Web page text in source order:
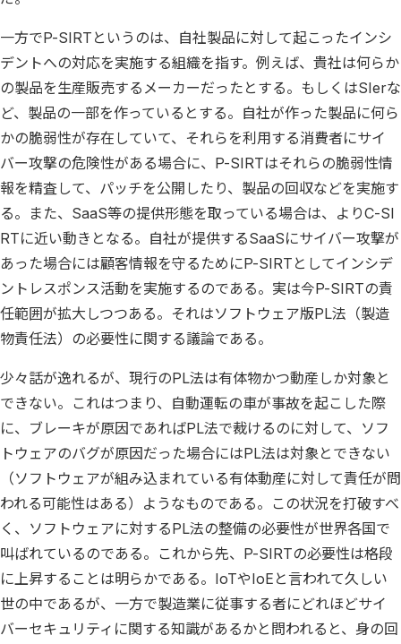
一方でP-SIRTというのは、自社製品に対して起こったインシ
デントへの対応を実施する組織を指す。例えば、貴社は何らか
の製品を生産販売するメーカーだったとする。もしくはSIerな
ど、製品の一部を作っているとする。自社が作った製品に何ら
かの脆弱性が存在していて、それらを利用する消費者にサイ
バー攻撃の危険性がある場合に、P-SIRTはそれらの脆弱性情
報を精査して、パッチを公開したり、製品の回収などを実施す
る。また、SaaS等の提供形態を取っている場合は、よりC-SI
RTに近い動きとなる。自社が提供するSaaSにサイバー攻撃が
あった場合には顧客情報を守るためにP-SIRTとしてインシデ
ントレスポンス活動を実施するのである。実は今P-SIRTの責
任範囲が拡大しつつある。それはソフトウェア版PL法（製造
物責任法）の必要性に関する議論である。
少々話が逸れるが、現行のPL法は有体物かつ動産しか対象と
できない。これはつまり、自動運転の車が事故を起こした際
に、ブレーキが原因であればPL法で裁けるのに対して、ソフ
トウェアのバグが原因だった場合にはPL法は対象とできない
（ソフトウェアが組み込まれている有体動産に対して責任が問
われる可能性はある）ようなものである。この状況を打破すべ
く、ソフトウェアに対するPL法の整備の必要性が世界各国で
叫ばれているのである。これから先、P-SIRTの必要性は格段
に上昇することは明らかである。IoTやIoEと言われて久しい
世の中であるが、一方で製造業に従事する者にどれほどサイ
バーセキュリティに関する知識があるかと問われると、身の回